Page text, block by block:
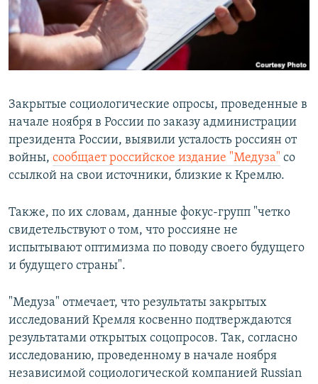
ПОБЕДИТЕЛЕЙ НЕ СУДЯТ?
КРЫМ.НЕПОКОРЕННЫЙ
ELIFBE
ПРИСОЕДИНЯЙТЕСЬ!
Все сайты RFE/RL
Закрытые социологические опросы, проведенные в
начале ноября в России по заказу администрации
президента России, выявили усталость россиян от
войны, сообщает российское издание "Медуза" со
ссылкой на свои источники, близкие к Кремлю.
Также, по их словам, данные фокус-групп "четко
свидетельствуют о том, что россияне не
испытывают оптимизма по поводу своего будущего
и будущего страны".
"Медуза" отмечает, что результаты закрытых
исследований Кремля косвенно подтверждаются
результатами открытых соцопросов. Так, согласно
исследованию, проведенному в начале ноября
независимой социологической компанией Russian